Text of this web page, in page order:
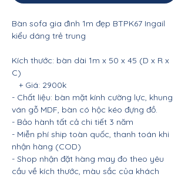
Bàn sofa gia đình 1m đẹp BTPK67 Ingail
kiểu dáng trẻ trung
Kích thước: bàn dài 1m x 50 x 45 (D x R x
C)
+ Giá: 2900k
- Chất liệu: bàn mặt kính cường lực, khung
ván gỗ MDF, bàn có hộc kéo đựng đồ.
- Bảo hành tất cả chi tiết 3 năm
- Miễn phí ship toàn quốc, thanh toán khi
nhận hàng (COD)
- Shop nhận đặt hàng may đo theo yêu
cầu về kích thước, màu sắc của khách